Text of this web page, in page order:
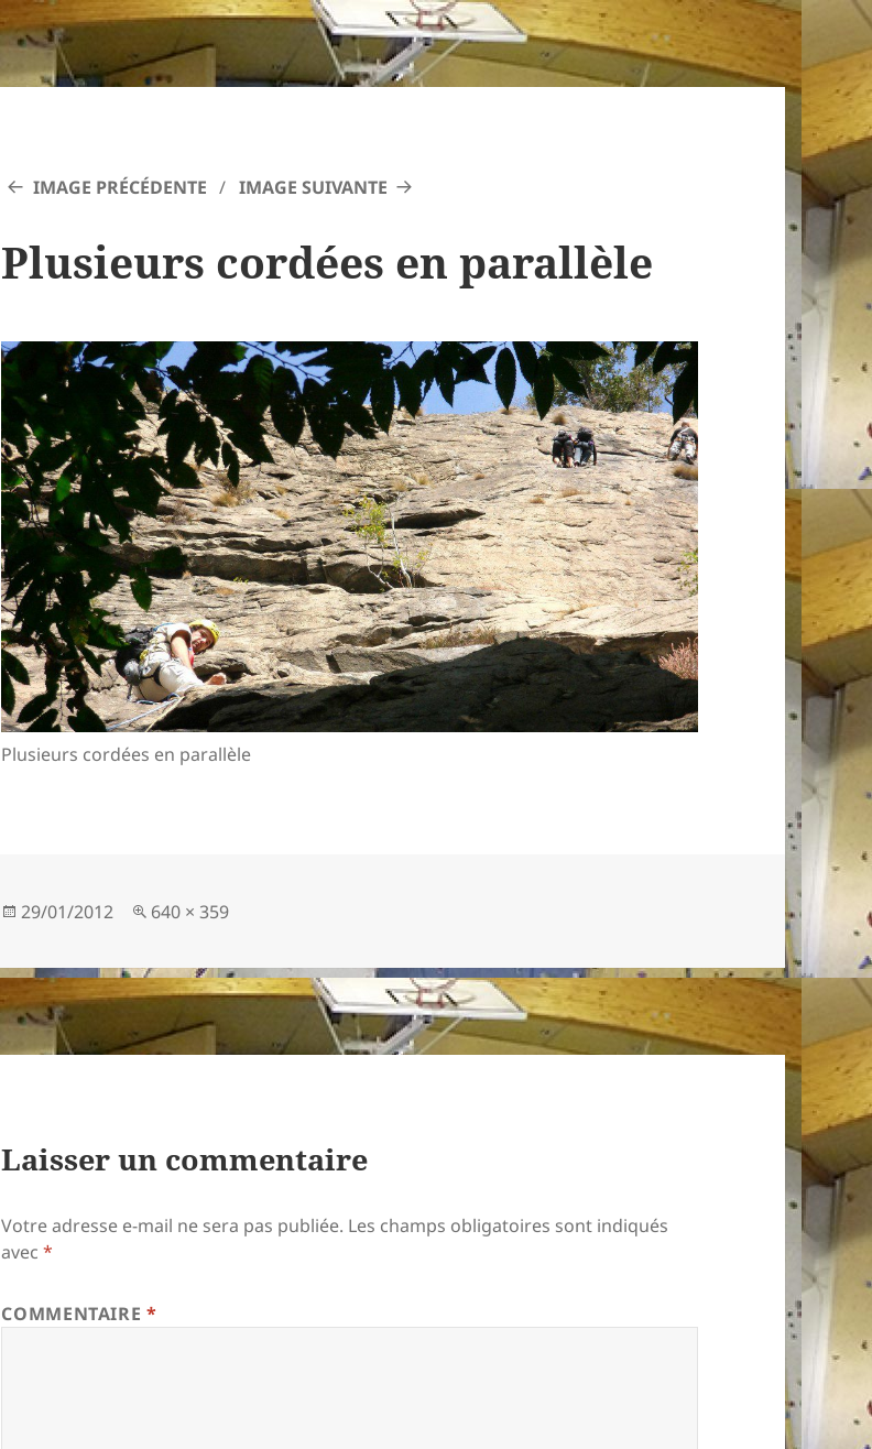
IMAGE PRÉCÉDENTE IMAGE SUIVANTE
Plusieurs cordées en parallèle
Plusieurs cordées en parallèle
Publié
29/01/2012
Taille
640 × 359
Laisser un commentaire
Votre adresse e-mail ne sera pas publiée. Les champs obligatoires sont indiqués
avec*
COMMENTAIRE*